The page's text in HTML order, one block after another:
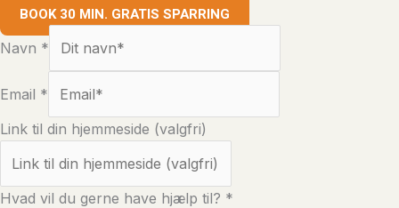
BOOK 30 MIN. GRATIS SPARRING
Navn *
Email *
Link til din hjemmeside (valgfri)
Hvad vil du gerne have hjælp til? *